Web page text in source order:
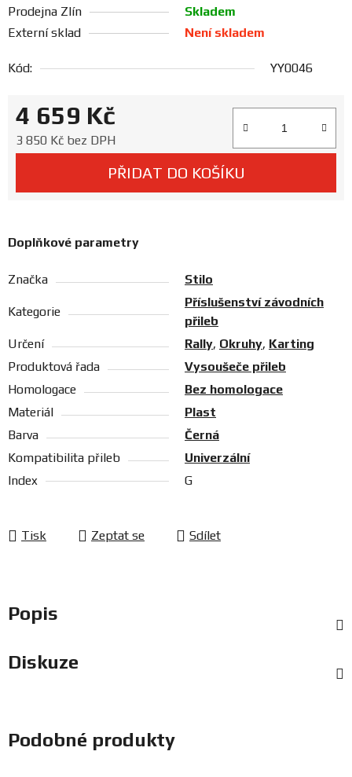
Prodejny
Prodejna Zlín Skladem
Externí sklad Není skladem
Kód: YY0046
4 659 Kč
3 850 Kč bez DPH
PŘIDAT DO KOŠÍKU
Doplňkové parametry
Značka Stilo
Kategorie
Příslušenství závodních
přileb
Určení
Rally, Okruhy, Karting
Produktová řada
Vysoušeče přileb
Homologace
Bez homologace
Materiál
Plast
Barva
Černá
Kompatibilita přileb
Univerzální
Index
G
Tisk Zeptat se Sdílet
Popis
Diskuze
Podobné produkty